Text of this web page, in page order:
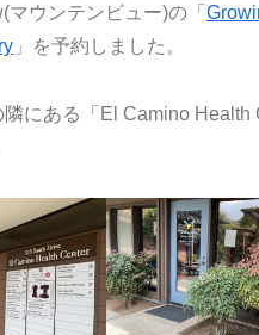
ウンテンビュー)の「
」を予約しました。
にある「El Camino Health